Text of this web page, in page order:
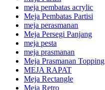
meja pembatas acrylic
Meja Pembatas Partisi
meja perasmanan
Meja Persegi Panjang
meja pesta
meja prasmanan
Meja Prasmanan Topping
MEJA RAPAT
Meja Rectangle
Meja Retro